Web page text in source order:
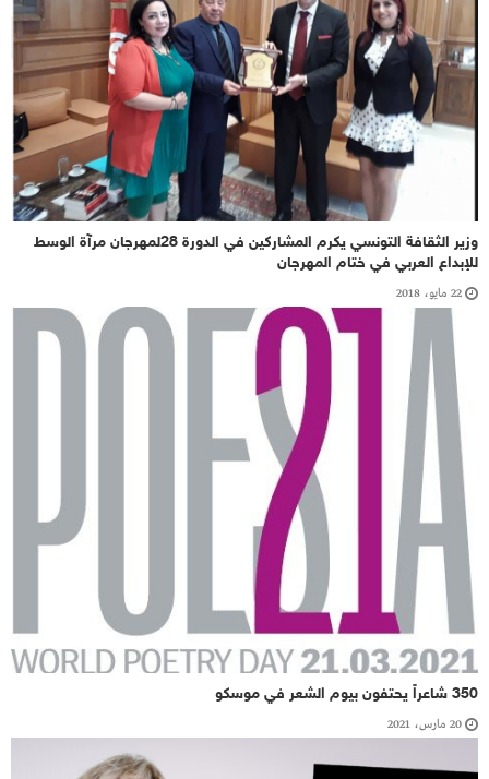
وزير الثقافة التونسي يكرم المشاركين في الدورة 28لمهرجان مرآة الوسط
للإبداع العربي في ختام المهرجان
22 مايو، 2018
350 شاعراً يحتفون بيوم الشعر في موسكو
20 مارس، 2021